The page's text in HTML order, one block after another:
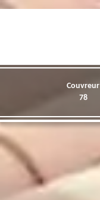
Couvreur
78